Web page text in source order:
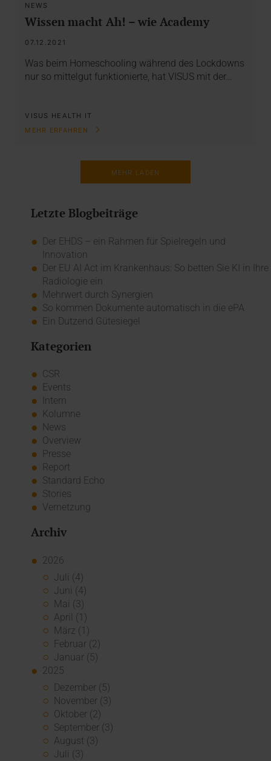
NEWS
Wissen macht Ah! – wie Academy
07.12.2021
Was beim Homeschooling während des Lockdowns
nur so mittelgut funktionierte, hat VISUS mit der…
VISUS HEALTH IT
MEHR ERFAHREN
MEHR LADEN
Letzte Blogbeiträge
Der EHDS – ein Rahmen für Spielregeln und
Innovation
Der EU AI Act im Krankenhaus: So betten Sie KI in Ihre
Radiologie ein
Mehrwert durch Synergien
So kommen Dokumente automatisch in die ePA
Ein Dutzend Gütesiegel
Kategorien
CSR
Events
Intern
Kolumne
News
Overview
Presse
Report
Standard Echo
Stories
Vernetzung
Archiv
2026
Juli (4)
Juni (4)
Mai (3)
April (1)
März (1)
Februar (2)
Januar (5)
2025
Dezember (5)
November (3)
Oktober (2)
September (3)
August (3)
Juli (3)